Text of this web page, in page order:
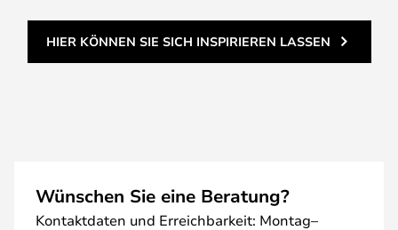
HIER KÖNNEN SIE SICH INSPIRIEREN LASSEN
Wünschen Sie eine Beratung?
Kontaktdaten und Erreichbarkeit: Montag–